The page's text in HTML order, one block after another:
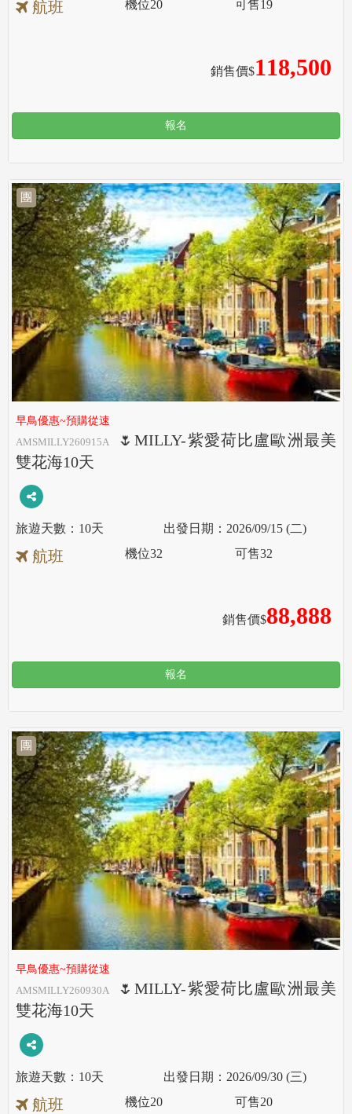
航班
銷售價$118,500
機位20 可售19
報名
團
早鳥優惠~預購從速
AMSMILLY260915A
🌷MILLY-紫愛荷比盧歐洲最美
雙花海10天
10天 2026/09/15 (二)
航班
銷售價$88,888
機位32 可售32
報名
團
早鳥優惠~預購從速
AMSMILLY260930A
🌷MILLY-紫愛荷比盧歐洲最美
雙花海10天
10天 2026/09/30 (三)
航班 機位20 可售20